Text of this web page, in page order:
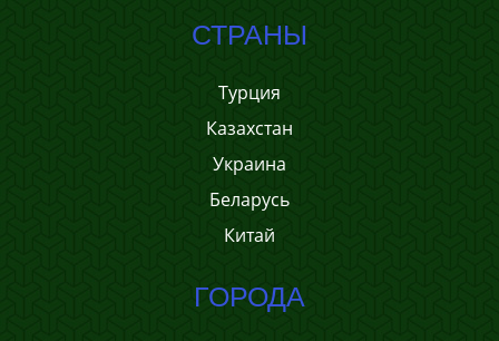
СТРАНЫ
Турция
Казахстан
Украина
Беларусь
Китай
ГОРОДА